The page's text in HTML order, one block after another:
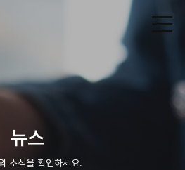
뉴스
소식을 확인하세요.